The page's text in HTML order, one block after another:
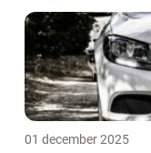
01 december 2025